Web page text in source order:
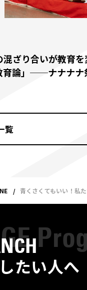
混ざり合いが教育
育論」──ナナナナ
覧
たい人へ